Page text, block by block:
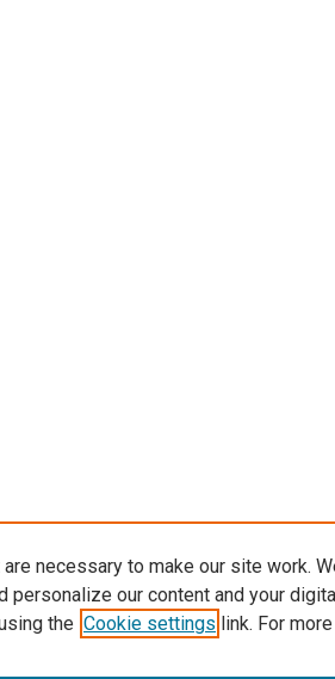
necessary to make our site work.
personalize our content and your
the Cookie settings link. For